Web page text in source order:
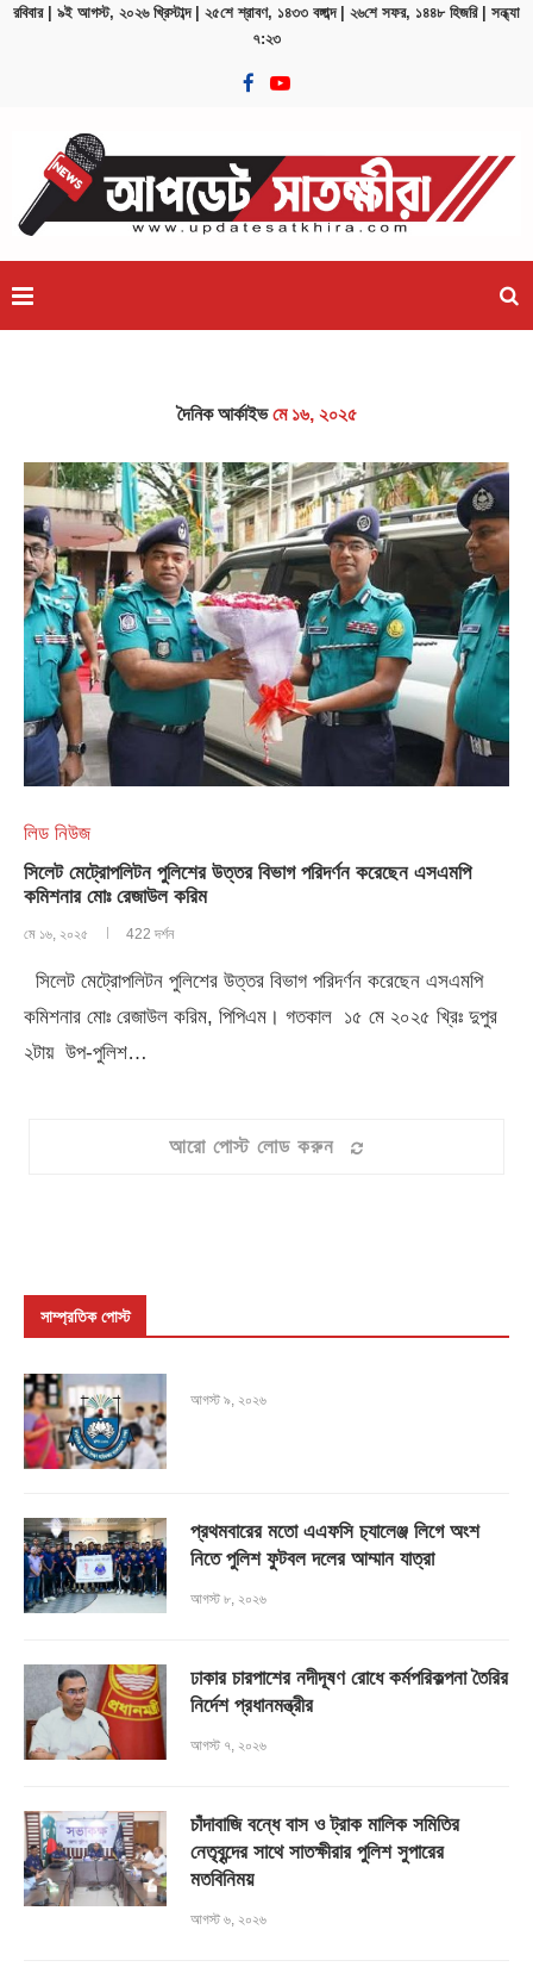
রবিবার | ৯ই আগস্ট, ২০২৬ খ্রিস্টাব্দ | ২৫শে শ্রাবণ, ১৪৩৩ বঙ্গাব্দ | ২৬শে সফর, ১৪৪৮ হিজরি | সন্ধ্যা
৭:২৩
দৈনিক আর্কাইভমে ১৬, ২০২৫
লিড নিউজ
সিলেট মেট্রোপলিটন পুলিশের উত্তর বিভাগ পরিদর্ণন করেছেন এসএমপি
কমিশনার মোঃ রেজাউল করিম
মে ১৬, ২০২৫ 422 দর্শন
সিলেট মেট্রোপলিটন পুলিশের উত্তর বিভাগ পরিদর্ণন করেছেন এসএমপি
কমিশনার মোঃ রেজাউল করিম, পিপিএম। গতকাল ১৫ মে ২০২৫ খ্রিঃ দুপুর
২টায় উপ-পুলিশ…
আরো পোস্ট লোড করুন
সাম্প্রতিক পোস্ট
আগস্ট ৯, ২০২৬
প্রথমবারের মতো এএফসি চ‍্যালেঞ্জ লিগে অংশ
নিতে পুলিশ ফুটবল দলের আম্মান যাত্রা
আগস্ট ৮, ২০২৬
ঢাকার চারপাশের নদীদূষণ রোধে কর্মপরিকল্পনা তৈরির
নির্দেশ প্রধানমন্ত্রীর
আগস্ট ৭, ২০২৬
চাঁদাবাজি বন্ধে বাস ও ট্রাক মালিক সমিতির
নেতৃবৃন্দের সাথে সাতক্ষীরার পুলিশ সুপারের
মতবিনিময়
আগস্ট ৬, ২০২৬